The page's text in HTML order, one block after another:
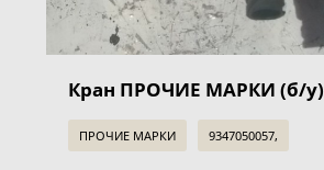
Кран ПРОЧИЕ МАРКИ (б/у)
ПРОЧИЕ МАРКИ 9347050057,